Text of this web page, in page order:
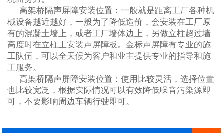
高架桥隔声屏障安装位置：一般就是距离工厂各种机
械设备越近越好，一般为了降低造价，会安装在工厂原
有的混凝土墙上，或者工厂墙体边上，另做立柱超过墙
高度时在立柱上安装声屏障板。金标声屏障有专业的施
工队伍，可以全天候为客户和业主提供专业的指导和施
工服务。
高架桥隔声屏障安装位置：使用比较灵活，选择位置
也比较宽泛，根据实际情况可以有效降低噪音污染源即
可，不要影响周边车辆行驶即可。